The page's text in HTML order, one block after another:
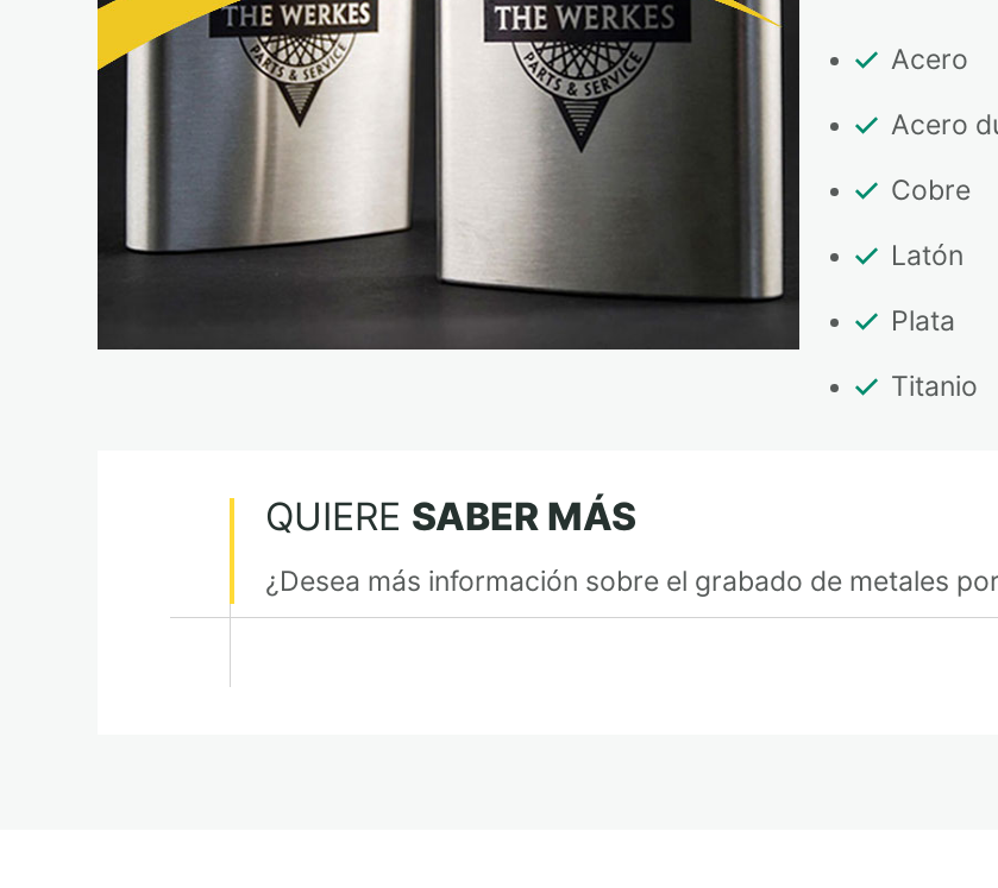
Acero
Acero
Cobre
Latón
Plata
Titanio
QUIERE SABER MÁS
¿Desea más información sobre el grabado de metales